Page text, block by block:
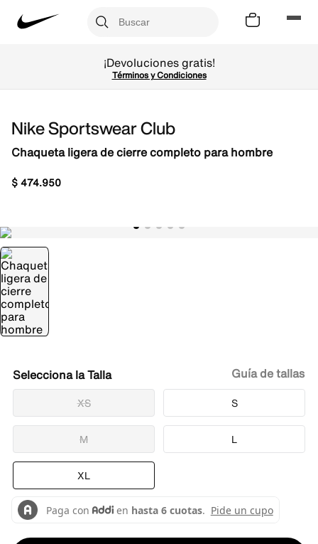
¡Devoluciones gratis!
Términos y Condiciones
Nike Sportswear Club
Chaqueta ligera de cierre completo para hombre
$474.950
Talla
XS S
M L
XL
Guía de tallas